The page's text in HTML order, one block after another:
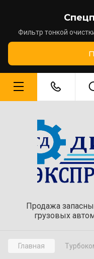
Фильтр тонкой
Продажа
грузовых
Главная